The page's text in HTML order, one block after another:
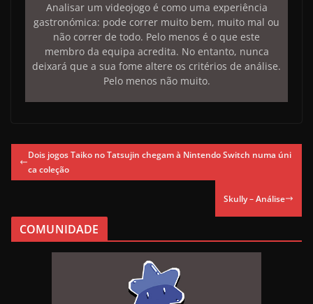
Analisar um videojogo é como uma experiência
gastronómica: pode correr muito bem, muito mal ou
não correr de todo. Pelo menos é o que este
membro da equipa acredita. No entanto, nunca
deixará que a sua fome altere os critérios de análise.
Pelo menos não muito.
Dois jogos Taiko no Tatsujin chegam à Nintendo Switch numa úni
ca coleção
Skully – Análise
COMUNIDADE